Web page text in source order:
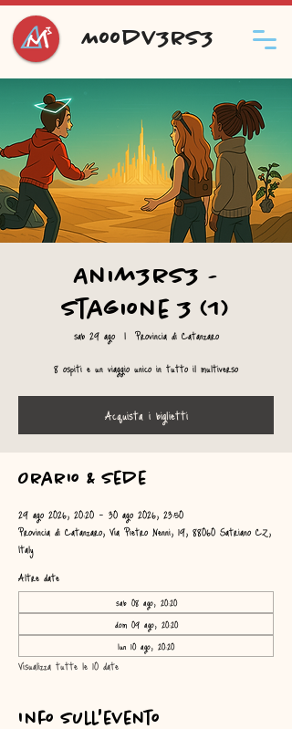
Moodv3rs3
Anim3rs3 -
Stagione 3 (1)
sab 29 ago
  |
Provincia di Catanzaro
8 ospiti e un viaggio unico in tutto il multiverso
Acquista i biglietti
Orario & Sede
29 ago 2026, 20:20 – 30 ago 2026, 23:50
Provincia di Catanzaro, Via Pietro Nenni, 19, 88060 Satriano CZ,
Italy
Altre date
sab 08 ago, 20:20
dom 09 ago, 20:20
lun 10 ago, 20:20
Visualizza tutte le 10 date
Info sull'evento